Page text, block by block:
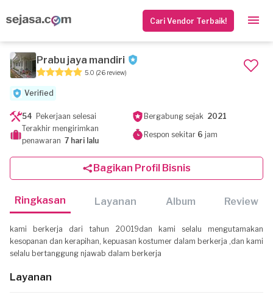
Cari Vendor Terbaik!
Prabu jaya mandiri
5.0 (26 review)
Verified
54 Pekerjaan selesai Bergabung sejak 2021
Terakhir mengirimkan
penawaran 7 hari lalu
Respon sekitar 6 jam
Bagikan Profil Bisnis
Ringkasan Layanan Album Review
kami berkerja dari tahun 20019dan kami selalu mengutamakan
kesopanan dan kerapihan, kepuasan kostumer dalam berkerja ,dan kami
selalu bertanggung njawab dalam berkerja
Layanan